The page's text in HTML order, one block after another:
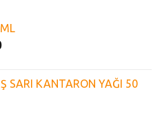
SARI KANTARON YAĞI 50